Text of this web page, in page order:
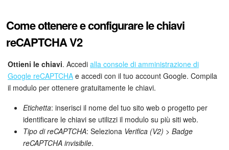
Come ottenere e configurare le chiavi
reCAPTCHA V2
Ottieni le chiavi. Accedi alla console di amministrazione di
Google reCAPTCHA e accedi con il tuo account Google. Compila
il modulo per ottenere gratuitamente le chiavi.
Etichetta: inserisci il nome del tuo sito web o progetto per
identificare le chiavi se utilizzi il modulo su più siti web.
Tipo di reCAPTCHA: Seleziona Verifica (V2) > Badge
reCAPTCHA invisibile.